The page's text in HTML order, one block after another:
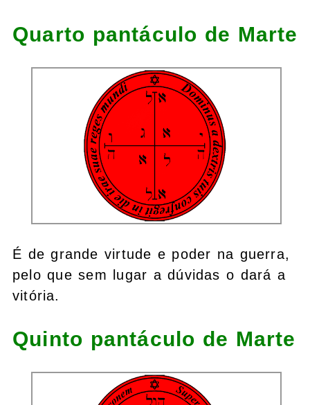
Quarto pantáculo de Marte
É de grande virtude e poder na guerra,
pelo que sem lugar a dúvidas o dará a
vitória.
Quinto pantáculo de Marte